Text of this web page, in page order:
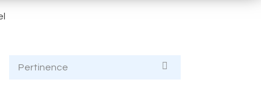
Pertinence 